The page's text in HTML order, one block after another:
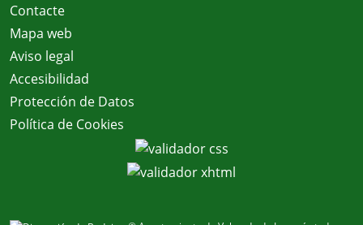
Contacte
Mapa web
Aviso legal
Accesibilidad
Protección de Datos
Política de Cookies